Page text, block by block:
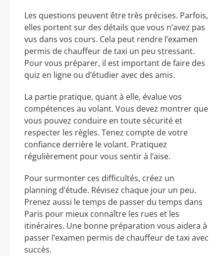
Les questions peuvent être très précises. Parfois,
elles portent sur des détails que vous n’avez pas
vus dans vos cours. Cela peut rendre l’examen
permis de chauffeur de taxi un peu stressant.
Pour vous préparer, il est important de faire des
quiz en ligne ou d’étudier avec des amis.
La partie pratique, quant à elle, évalue vos
compétences au volant. Vous devez montrer que
vous pouvez conduire en toute sécurité et
respecter les règles. Tenez compte de votre
confiance derrière le volant. Pratiquez
régulièrement pour vous sentir à l’aise.
Pour surmonter ces difficultés, créez un
planning d’étude. Révisez chaque jour un peu.
Prenez aussi le temps de passer du temps dans
Paris pour mieux connaître les rues et les
itinéraires. Une bonne préparation vous aidera à
passer l’examen permis de chauffeur de taxi avec
succès.